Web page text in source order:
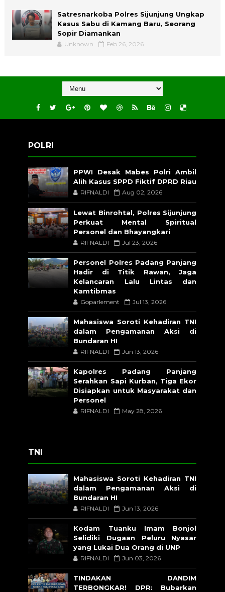
Satresnarkoba Polres Sijunjung Ungkap
Kasus Sabu di Kamang Baru, Seorang
Sopir Diamankan
Unknown Feb 26, 2026
POLRI
PPWI Desak Mabes Polri Ambil
Alih Kasus SPPD Fiktif DPRD Riau
RIFNALDI Aug 02, 2026
Lewat Binrohtal, Polres Sijunjung
Perkuat Mental Spiritual
Personel dan Bhayangkari
RIFNALDI Jul 23, 2026
Personel Polres Padang Panjang
Hadir di Titik Rawan, Jaga
Kelancaran Lalu Lintas dan
Kamtibmas
Goparlement Jul 13, 2026
Mahasiswa Soroti Kehadiran TNI
dalam Pengamanan Aksi di
Bundaran HI
RIFNALDI Jun 13, 2026
Kapolres Padang Panjang
Serahkan Sapi Kurban, Tiga Ekor
Disiapkan untuk Masyarakat dan
Personel
RIFNALDI May 28, 2026
TNI
Mahasiswa Soroti Kehadiran TNI
dalam Pengamanan Aksi di
Bundaran HI
RIFNALDI Jun 13, 2026
Kodam Tuanku Imam Bonjol
Selidiki Dugaan Peluru Nyasar
yang Lukai Dua Orang di UNP
RIFNALDI Jun 03, 2026
TINDAKAN DANDIM
TERBONGKAR! DPR: Bubarkan